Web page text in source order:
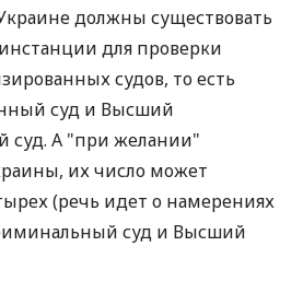
должны существовать
для проверки
судов, то есть
суд и Высший
суд. А "при желании"
их число может
(речь идет о намерениях
суд и Высший